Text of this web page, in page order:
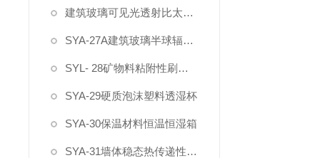
建筑玻璃可见光透射比太阳得热系数测试系统
SYA-27A建筑玻璃半球辐射率试验系统
SYL- 28矿物料粘附性刷洗机
SYA-29硬质泡沫塑料透湿杯
SYA-30保温材料恒温恒湿箱
SYA-31墙体稳态热传递性质测定仪